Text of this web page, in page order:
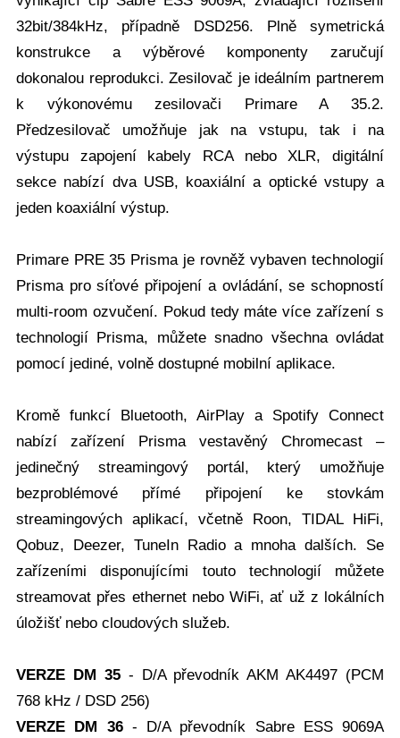
32bit/384kHz, případně DSD256. Plně symetrická
konstrukce a výběrové komponenty zaručují
dokonalou reprodukci. Zesilovač je ideálním partnerem
k výkonovému zesilovači Primare A 35.2.
Předzesilovač umožňuje jak na vstupu, tak i na
výstupu zapojení kabely RCA nebo XLR, digitální
sekce nabízí dva USB, koaxiální a optické vstupy a
jeden koaxiální výstup.
Primare PRE 35 Prisma je rovněž vybaven technologií
Prisma pro síťové připojení a ovládání, se schopností
multi-room ozvučení. Pokud tedy máte více zařízení s
technologií Prisma, můžete snadno všechna ovládat
pomocí jediné, volně dostupné mobilní aplikace.
Kromě funkcí Bluetooth, AirPlay a Spotify Connect
nabízí zařízení Prisma vestavěný Chromecast –
jedinečný streamingový portál, který umožňuje
bezproblémové přímé připojení ke stovkám
streamingových aplikací, včetně Roon, TIDAL HiFi,
Qobuz, Deezer, TuneIn Radio a mnoha dalších. Se
zařízeními disponujícími touto technologií můžete
streamovat přes ethernet nebo WiFi, ať už z lokálních
úložišť nebo cloudových služeb.
VERZE DM 35- D/A převodník AKM AK4497 (PCM
768 kHz / DSD 256)
VERZE DM 36- D/A převodník Sabre ESS 9069A